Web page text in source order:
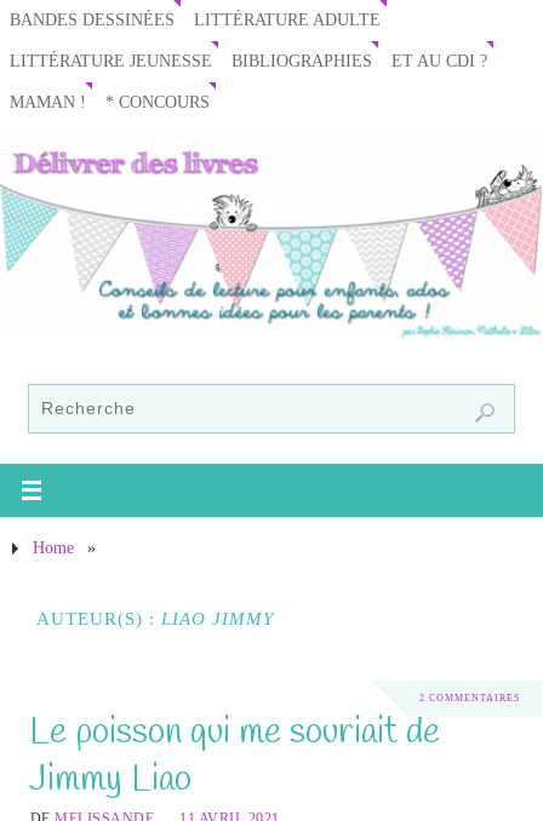
BANDES DESSINÉES LITTÉRATURE ADULTE
LITTÉRATURE JEUNESSE BIBLIOGRAPHIES ET AU CDI ?
MAMAN ! * CONCOURS
Home »
AUTEUR(S) : LIAO JIMMY
2 COMMENTAIRES
Le poisson qui me souriait de
Jimmy Liao